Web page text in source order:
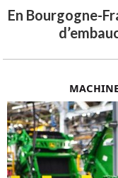
En Bourgogne-